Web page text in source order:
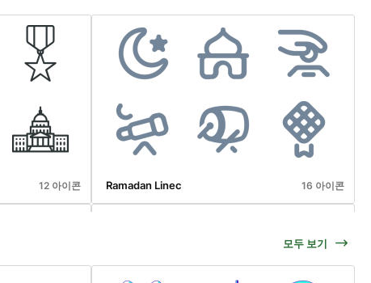
42 아이콘 Weather Iconez 36 아이콘
12 아이콘 Ramadan Linec 16 아이콘
모두 보기